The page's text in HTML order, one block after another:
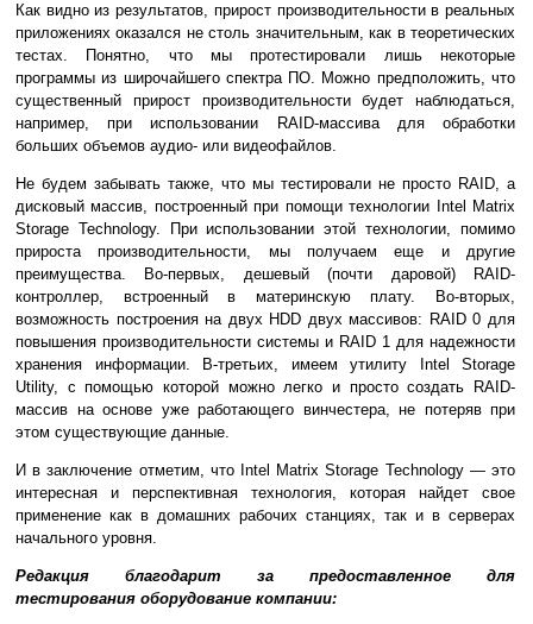
Как видно из результатов, прирост производительности в реальных
приложениях оказался не столь значительным, как в теоретических
тестах. Понятно, что мы протестировали лишь некоторые
программы из широчайшего спектра ПО. Можно предположить, что
существенный прирост производительности будет наблюдаться,
например, при использовании RAID-массива для обработки
больших объемов аудио- или видеофайлов.
Не будем забывать также, что мы тестировали не просто RAID, а
дисковый массив, построенный при помощи технологии Intel Matrix
Storage Technology. При использовании этой технологии, помимо
прироста производительности, мы получаем еще и другие
преимущества. Во-первых, дешевый (почти даровой) RAID-
контроллер, встроенный в материнскую плату. Во-вторых,
возможность построения на двух HDD двух массивов: RAID 0 для
повышения производительности системы и RAID 1 для надежности
хранения информации. В-третьих, имеем утилиту Intel Storage
Utility, с помощью которой можно легко и просто создать RAID-
массив на основе уже работающего винчестера, не потеряв при
этом существующие данные.
И в заключение отметим, что Intel Matrix Storage Technology — это
интересная и перспективная технология, которая найдет свое
применение как в домашних рабочих станциях, так и в серверах
начального уровня.
Редакция благодарит за предоставленное для
тестирования оборудование компании: